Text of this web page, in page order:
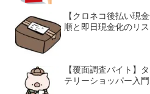
【クロネコ後払い現
順と即日現金化のリス
【覆面調査バイト】
テリーショッパー入門